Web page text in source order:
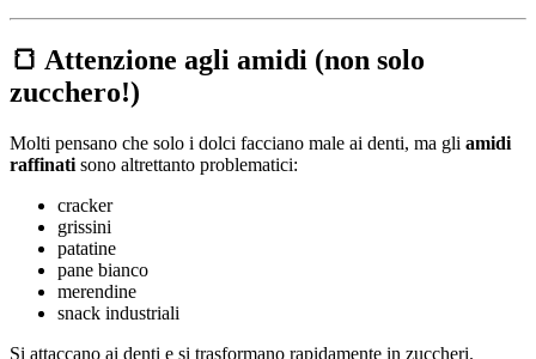
🍞 Attenzione agli amidi (non solo
zucchero!)
Molti pensano che solo i dolci facciano male ai denti, ma gli amidi
raffinati sono altrettanto problematici:
cracker
grissini
patatine
pane bianco
merendine
snack industriali
Si attaccano ai denti e si trasformano rapidamente in zuccheri.